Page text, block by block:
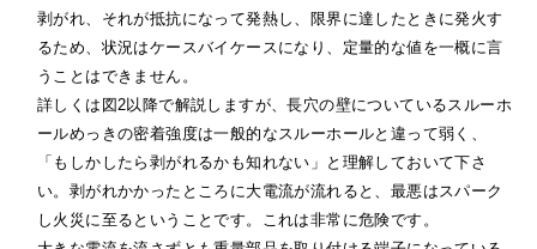
剥がれ、それが抵抗になって発熱し、限界に達したときに発火す
るため、状況はケースバイケースになり、定量的な値を一概に言
うことはできません。
詳しくは図2以降で解説しますが、長穴の壁についているスルーホ
ールめっきの密着強度は一般的なスルーホールと違って弱く、
「もしかしたら剥がれるかも知れない」と理解しておいて下さ
い。剥がれかかったところに大電流が流れると、最悪はスパーク
し火災に至るということです。これは非常に危険です。